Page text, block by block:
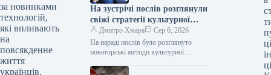
за новинками
технологій,
які впливають
на
повсякденне
життя
українців.
На зустрічі послів розглянули
свіжі стратегії культурної
дипломатії
Дмитро Хмара
Сер 6, 2026
На нараді послів було розглянуто
новаторські методи культурної
Укрінформ Україна має намір
ці